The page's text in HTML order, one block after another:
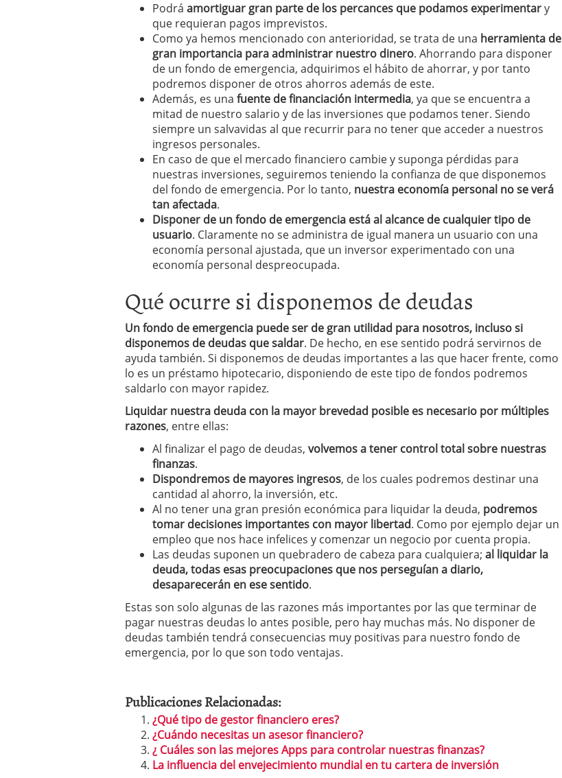
Podrá amortiguar gran parte de los percances que podamos experimentary
que requieran pagos imprevistos.
Como ya hemos mencionado con anterioridad, se trata de una herramienta de
gran importancia para administrar nuestro dinero. Ahorrando para disponer
de un fondo de emergencia, adquirimos el hábito de ahorrar, y por tanto
podremos disponer de otros ahorros además de este.
Además, es una fuente de financiación intermedia, ya que se encuentra a
mitad de nuestro salario y de las inversiones que podamos tener. Siendo
siempre un salvavidas al que recurrir para no tener que acceder a nuestros
ingresos personales.
En caso de que el mercado financiero cambie y suponga pérdidas para
nuestras inversiones, seguiremos teniendo la confianza de que disponemos
del fondo de emergencia. Por lo tanto, nuestra economía personal no se verá
tan afectada.
Disponer de un fondo de emergencia está al alcance de cualquier tipo de
usuario. Claramente no se administra de igual manera un usuario con una
economía personal ajustada, que un inversor experimentado con una
economía personal despreocupada.
Qué ocurre si disponemos de deudas
Un fondo de emergencia puede ser de gran utilidad para nosotros, incluso si
disponemos de deudas que saldar. De hecho, en ese sentido podrá servirnos de
ayuda también. Si disponemos de deudas importantes a las que hacer frente, como
lo es un préstamo hipotecario, disponiendo de este tipo de fondos podremos
saldarlo con mayor rapidez.
Liquidar nuestra deuda con la mayor brevedad posible es necesario por múltiples
razones, entre ellas:
Al finalizar el pago de deudas, volvemos a tener control total sobre nuestras
finanzas.
Dispondremos de mayores ingresos, de los cuales podremos destinar una
cantidad al ahorro, la inversión, etc.
Al no tener una gran presión económica para liquidar la deuda, podremos
tomar decisiones importantes con mayor libertad. Como por ejemplo dejar un
empleo que nos hace infelices y comenzar un negocio por cuenta propia.
Las deudas suponen un quebradero de cabeza para cualquiera; al liquidar la
deuda, todas esas preocupaciones que nos perseguían a diario,
desaparecerán en ese sentido.
Estas son solo algunas de las razones más importantes por las que terminar de
pagar nuestras deudas lo antes posible, pero hay muchas más. No disponer de
deudas también tendrá consecuencias muy positivas para nuestro fondo de
emergencia, por lo que son todo ventajas.
Publicaciones Relacionadas:
¿Qué tipo de gestor financiero eres?
¿Cuándo necesitas un asesor financiero?
¿ Cuáles son las mejores Apps para controlar nuestras finanzas?
La influencia del envejecimiento mundial en tu cartera de inversión